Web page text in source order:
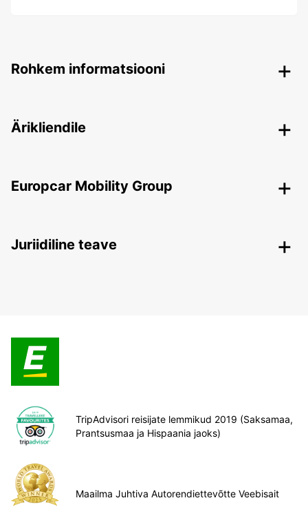
Rohkem informatsiooni
Ärikliendile
Europcar Mobility Group
Juriidiline teave
TripAdvisori reisijate lemmikud 2019 (Saksamaa,
Prantsusmaa ja Hispaania jaoks)
Maailma Juhtiva Autorendiettevõtte Veebisait